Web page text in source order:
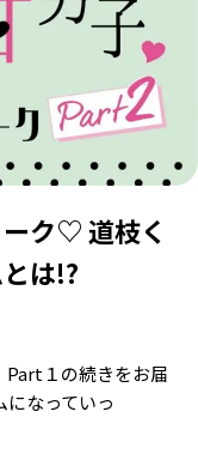
ク♡ 道枝く
は!?
Part１の続きをお届
なっていっ